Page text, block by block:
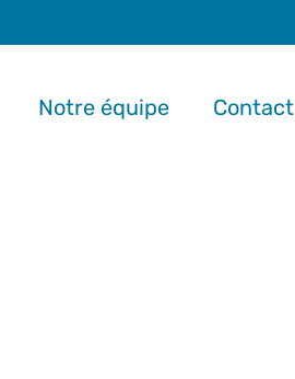
Notre équipe Contact